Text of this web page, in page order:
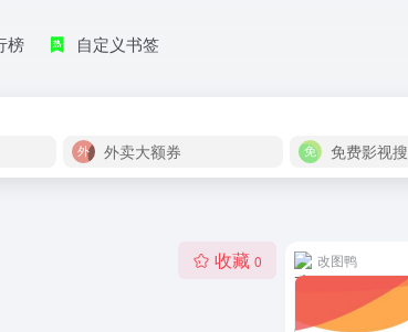
榜 自定义书签
外卖大额券 免费影视搜
收藏 0 改图鸭